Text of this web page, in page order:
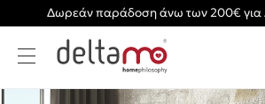
Δωρεάν παράδοση άνω των 200€ για